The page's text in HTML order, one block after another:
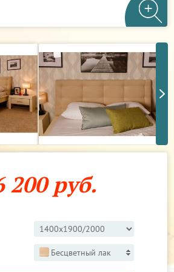
200 руб.
Бесцветный лак